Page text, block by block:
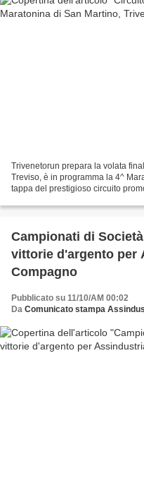
Trivenetorun prepara la volata
Treviso, è in programma la 4^
tappa del prestigioso circuito
Campionati di
vittorie d'argento per
Compagno
Pubblicato su 11/10/AM 00:02
Da Comunicato stampa